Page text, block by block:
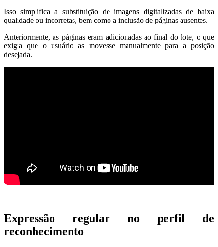
Isso simplifica a substituição de imagens digitalizadas de baixa
qualidade ou incorretas, bem como a inclusão de páginas ausentes.
Anteriormente, as páginas eram adicionadas ao final do lote, o que
exigia que o usuário as movesse manualmente para a posição
desejada.
Expressão regular no perfil de
reconhecimento